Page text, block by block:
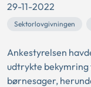
29-11-2022
Sektorlovgivningen
Ankestyrelsen
udtrykte bekymring
børnesager,